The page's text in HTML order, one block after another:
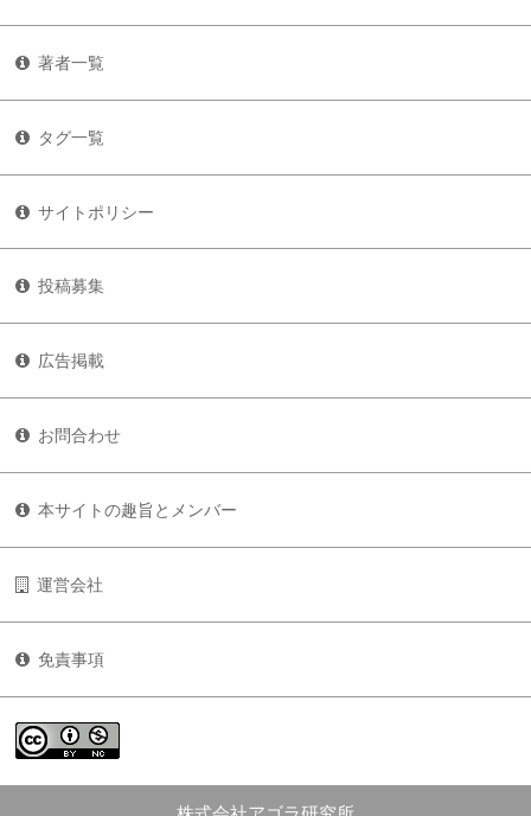
著者一覧
タグ一覧
サイトポリシー
投稿募集
広告掲載
お問合わせ
本サイトの趣旨とメンバー
運営会社
免責事項